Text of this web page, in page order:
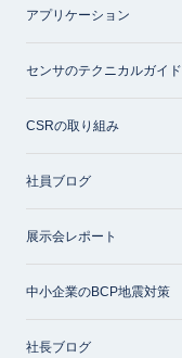
アプリケーション
センサのテクニカルガイド
CSRの取り組み
社員ブログ
展示会レポート
中小企業のBCP地震対策
社長ブログ